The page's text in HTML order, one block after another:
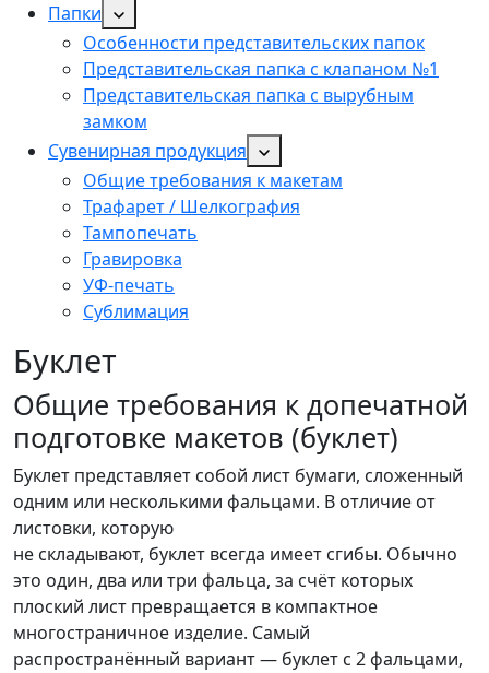
Папки
Особенности представительских папок
Представительская папка с клапаном №1
Представительская папка с вырубным
замком
Сувенирная продукция
Общие требования к макетам
Трафарет / Шелкография
Тампопечать
Гравировка
УФ-печать
Сублимация
Буклет
Общие требования к допечатной
подготовке макетов (буклет)
Буклет представляет собой лист бумаги, сложенный
одним или несколькими фальцами. В отличие от
листовки, которую
не складывают, буклет всегда имеет сгибы. Обычно
это один, два или три фальца, за счёт которых
плоский лист превращается в компактное
многостраничное изделие. Самый
распространённый вариант — буклет с 2 фальцами,